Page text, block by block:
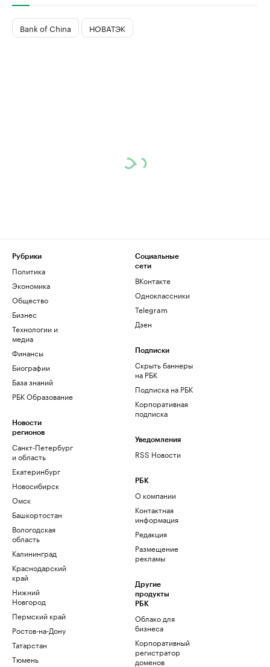
Bank of China НОВАТЭК
Рубрики
Политика
Экономика
Общество
Бизнес
Технологии и
медиа
Финансы
Биографии
База знаний
РБК Образование
Новости
регионов
Санкт-Петербург
и область
Екатеринбург
Новосибирск
Омск
Башкортостан
Вологодская
область
Калининград
Краснодарский
край
Нижний
Новгород
Пермский край
Ростов-на-Дону
Татарстан
Тюмень
Социальные
сети
ВКонтакте
Одноклассники
Telegram
Дзен
Подписки
Скрыть баннеры
на РБК
Подписка на РБК
Корпоративная
подписка
Уведомления
RSS Новости
РБК
О компании
Контактная
информация
Редакция
Размещение
рекламы
Другие
продукты
РБК
Облако для
бизнеса
Корпоративный
регистратор
доменов